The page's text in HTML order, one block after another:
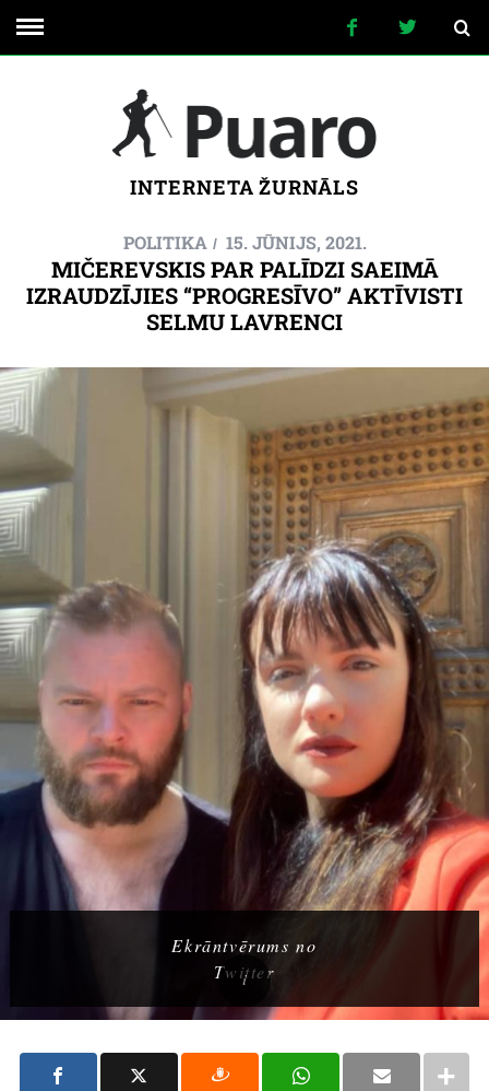
INTERNETA ŽURNĀLS
POLITIKA 15. JŪNIJS, 2021.
MIČEREVSKIS PAR PALĪDZI SAEIMĀ
IZRAUDZĪJIES “PROGRESĪVO” AKTĪVISTI
SELMU LAVRENCI
Ekrāntvērums no
Twitter